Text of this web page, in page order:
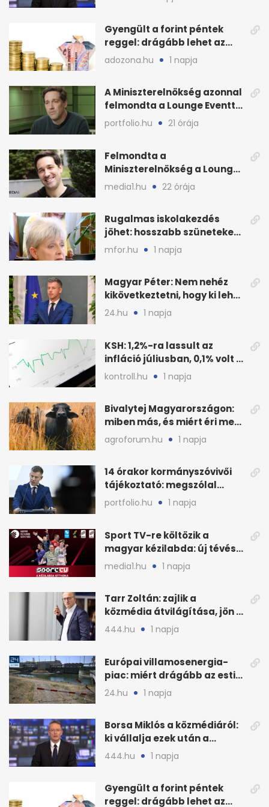
Gyengült a forint péntek
reggel: drágább lehet az
euró és a dollár
adozona.hu 1 napja
A Miniszterelnökség azonnal
felmondta a Lounge Eventtel
kötött szerződést
portfolio.hu 21 órája
Felmondta a
Miniszterelnökség a Lounge
Event keretszerződését
media1.hu 22 órája
Rugalmas iskolakezdés
jöhet: hosszabb szüneteket
javasolnak szeptembertől
mfor.hu 1 napja
Magyar Péter: Nem nehéz
kikövetkeztetni, hogy ki lehet
a három jelölt
24.hu 1 napja
KSH: 1,2%-ra lassult az
infláció júliusban, 0,1% volt a
havi áresés
kontroll.hu 1 napja
Bivalytej Magyarországon:
miben más, és miért éri meg
feldolgozni?
agroforum.hu 1 napja
14 órakor kormányszóvivői
tájékoztató: megszólal
Magyar Péter is
portfolio.hu 1 napja
Sport TV-re költözik a
magyar kézilabda: új tévés
megállapodás
media1.hu 1 napja
Tarr Zoltán: zajlik a
közmédia átvilágítása, jön a
nyilvános véleményezés
444.hu 1 napja
Európai villamosenergia-
piac: miért drágább az esti
áram Magyarországon
24.hu 1 napja
Borsa Miklós a közmédiáról:
ki vállalja ezek után a
munkát?
444.hu 1 napja
Gyengült a forint péntek
reggel: drágább lehet az